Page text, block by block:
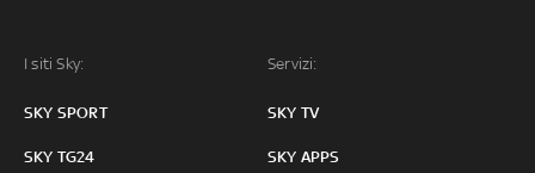
I siti Sky:
SKY SPORT
SKY TG24
Servizi:
SKY TV
SKY APPS